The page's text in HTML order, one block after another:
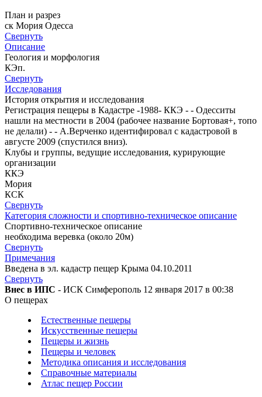
План и разрез
ск Мория Одесса
Свернуть
Описание
Геология и морфология
КЭп.
Свернуть
Исследования
История открытия и исследования
Регистрация пещеры в Кадастре -1988- ККЭ - - Одесситы
нашли на местности в 2004 (рабочее название Бортовая+, топо
не делали) - - А.Верченко идентифировал с кадастровой в
августе 2009 (спустился вниз).
Клубы и группы, ведущие исследования, курирующие
организации
ККЭ
Мория
КСК
Свернуть
Категория сложности и спортивно-техническое описание
Спортивно-техническое описание
необходима веревка (около 20м)
Свернуть
Примечания
Введена в эл. кадастр пещер Крыма 04.10.2011
Свернуть
Внес в ИПС - ИСК Симферополь 12 января 2017 в 00:38
О пещерах
Естественные пещеры
Искусственные пещеры
Пещеры и жизнь
Пещеры и человек
Методика описания и исследования
Справочные материалы
Атлас пещер России